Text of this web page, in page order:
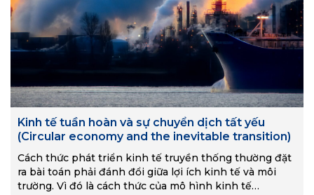
Kinh tế tuần hoàn và sự chuyển dịch tất yếu
(Circular economy and the inevitable transition)
Cách thức phát triển kinh tế truyền thống thường đặt
ra bài toán phải đánh đổi giữa lợi ích kinh tế và môi
trường. Vì đó là cách thức của mô hình kinh tế…